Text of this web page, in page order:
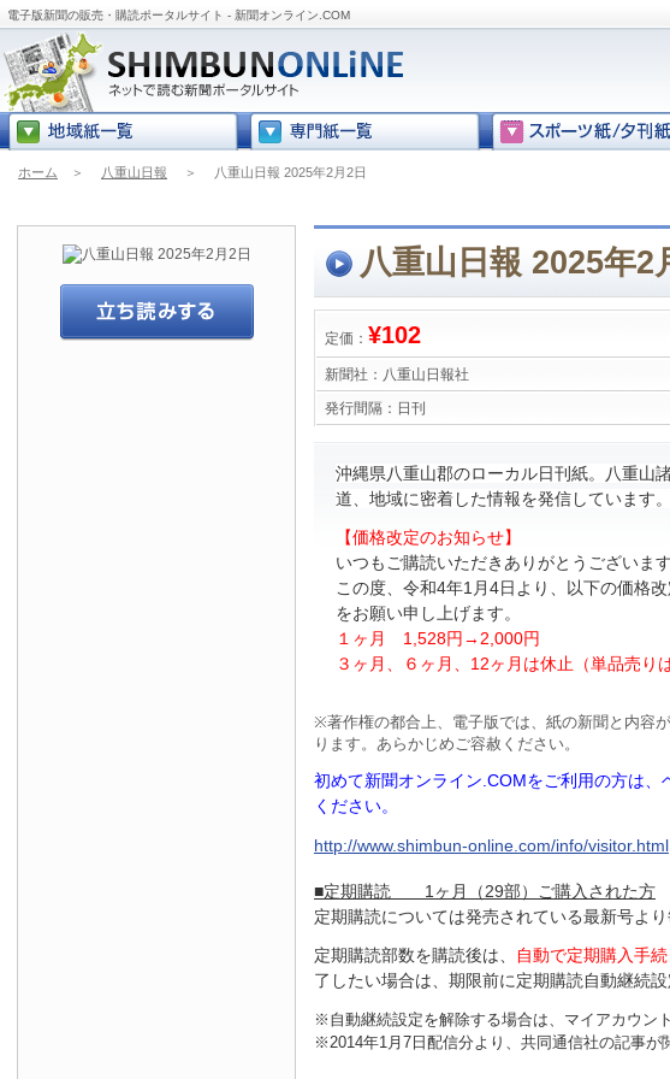
電子版新聞の販売・購読ポータルサイト - 新聞オンライン.COM
ホーム ＞ 八重山日報 ＞ 八重山日報 2025年2月2日
八重山日報 2025年2
定価： ¥102
新聞社： 八重山日報社
発行間隔： 日刊
沖縄県八重山郡のローカル日刊紙。八重山
道、地域に密着した情報を発信しています。
【価格改定のお知らせ】
いつもご購読いただきありがとうございます
この度、令和4年1月4日より、以下の価格
をお願い申し上げます。
１ヶ月 1,528円 →2,000円
３ヶ月、６ヶ月、 12ヶ月は休止（単品売り
※著作権の都合上、電子版では、紙の新聞と内容
ります。あらかじめご容赦ください。
初めて新聞オンライン.COMをご利用の方は
ください。
http://www.shimbun-online.com/info/visitor.html
■定期購読 1ヶ月（29部）
ご購入された方
定期購読については発売されている最新号よ
定期購読部数を購読後は、 自動で定期購入手
了したい場合は、期限前に定期購読自動継続
※自動継続設定を解除する場合は、マイアカウン
※2014年1月7日配信分より、共同通信社の記事が